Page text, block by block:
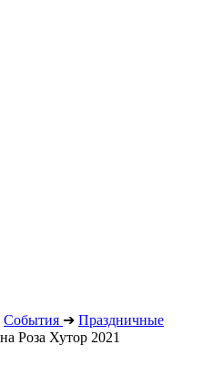
События ➔ Праздничные
Роза Хутор 2021